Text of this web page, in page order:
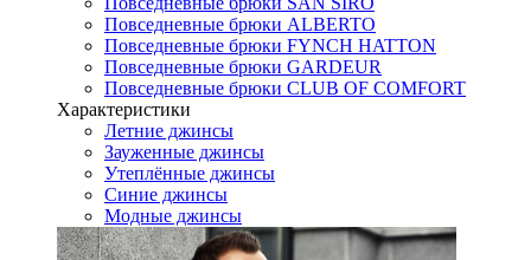
Повседневные брюки ALBERTO
Повседневные брюки FYNCH HATTON
Повседневные брюки GARDEUR
Повседневные брюки CLUB OF COMFORT
Характеристики
Летние джинсы
Зауженные джинсы
Утеплённые джинсы
Синие джинсы
Модные джинсы